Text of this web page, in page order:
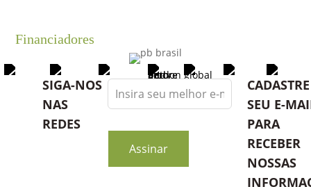
Financiadores
SIGA-NOS
NAS
REDES
Leave
this
blank
Assinar
CADASTRE
SEU E-
PARA
RECEBER
NOSSAS